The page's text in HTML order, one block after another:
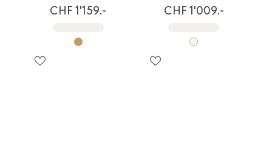
CHF 1'159.- CHF 1'009.-